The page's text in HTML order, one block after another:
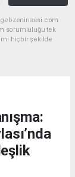
gebzeninsesi.com
sorumluluğu tek
hiçbir şekilde